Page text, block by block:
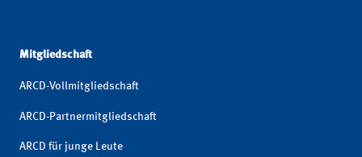
Mitgliedschaft
ARCD-Vollmitgliedschaft
ARCD-Partnermitgliedschaft
ARCD für junge Leute